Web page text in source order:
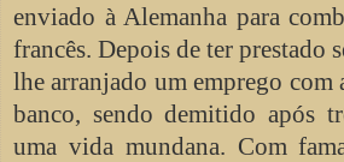
enviado à Alemanha para
francês. Depois de ter
lhe arranjado um emprego com
banco, sendo demitido após
uma vida mundana. Com